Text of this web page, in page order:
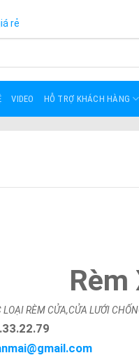
rẻ
VIDEO HỖ TRỢ KHÁCH HÀNG
Rèm
LOẠI RÈM CỬA,CỬA LƯỚI